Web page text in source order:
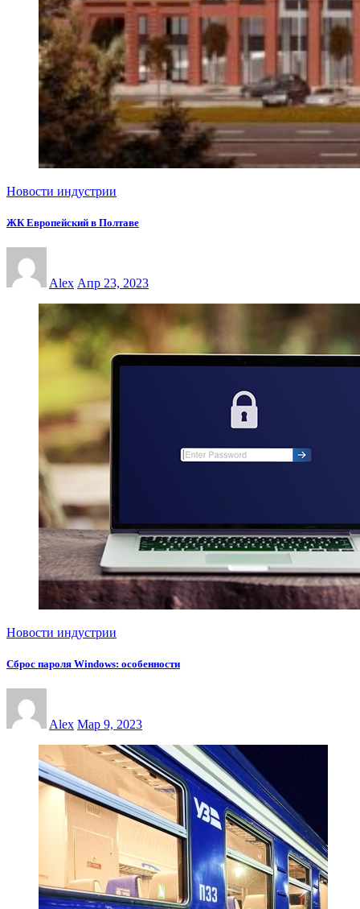
Новости индустрии
ЖК Европейский в Полтаве
Alex Апр 23, 2023
Новости индустрии
Сброс пароля Windows: особенности
Alex Мар 9, 2023